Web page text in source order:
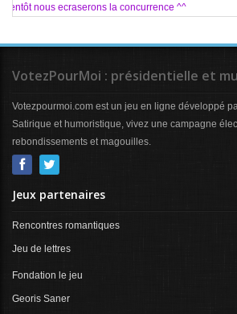
Bientôt nous ecraserons la concurrence ^^
VotezPourMoi : présidentielle et
Votezpourmoi.com est un jeu en ligne développé
Satirique et humoristique, vivez une campagne
rebondissements et magouilles.
Jeux partenaires
Rencontres romantiques
Jeu de lettres
Fondation le jeu
Georis Saner